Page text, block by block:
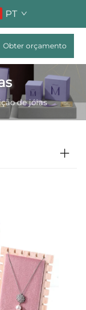
PT
Obter orçamento
de jóias